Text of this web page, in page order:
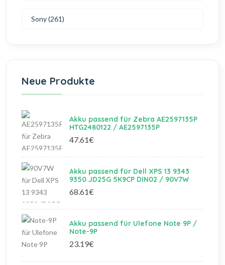
Sony (261)
Neue Produkte
Akku passend für Zebra AE2597135P
HTG2480122 / AE2597135P
47.61€
Akku passend für Dell XPS 13 9343
9350 JD25G 5K9CP DIN02 / 90V7W
68.61€
Akku passend für Ulefone Note 9P /
Note-9P
23.19€